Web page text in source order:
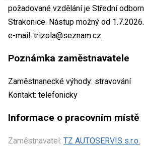
požadované vzdělání je Střední
Strakonice. Nástup možný od
e-mail: trizola@seznam.cz.
Poznámka zaměstnavatele
Zaměstnanecké výhody: stravování
Kontakt: telefonicky
Informace o pracovním místě
Zaměstnavatel: TZ AUTOSERVIS s.r.o.